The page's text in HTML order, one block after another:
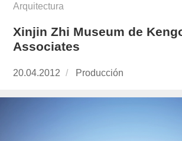
Arquitectura
Xinjin Zhi Museum de
Associates
Publicado
20.04.2012 https://
Producción